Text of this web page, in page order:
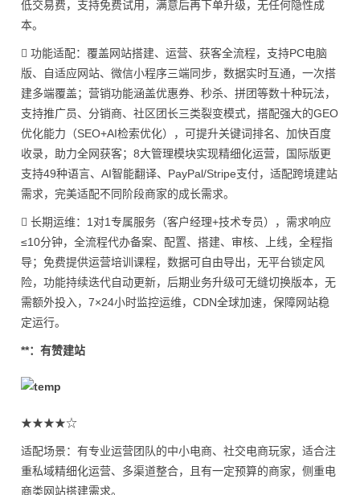
低交易费，支持免费试用，满意后再下单升级，无任何隐性成
本。
 功能适配：覆盖网站搭建、运营、获客全流程，支持PC电脑
版、自适应网站、微信小程序三端同步，数据实时互通，一次搭
建多端覆盖；营销功能涵盖优惠券、秒杀、拼团等数十种玩法，
支持推广员、分销商、社区团长三类裂变模式，搭配强大的GEO
优化能力（SEO+AI检索优化），可提升关键词排名、加快百度
收录，助力全网获客；8大管理模块实现精细化运营，国际版更
支持49种语言、AI智能翻译、PayPal/Stripe支付，适配跨境建站
需求，完美适配不同阶段商家的成长需求。
 长期运维：1对1专属服务（客户经理+技术专员），需求响应
≤10分钟，全流程代办备案、配置、搭建、审核、上线，全程指
导；免费提供运营培训课程，数据可自由导出，无平台锁定风
险，功能持续迭代自动更新，后期业务升级可无缝切换版本，无
需额外投入，7×24小时监控运维，CDN全球加速，保障网站稳
定运行。
**：有赞建站
★★★★☆
适配场景：有专业运营团队的中小电商、社交电商玩家，适合注
重私域精细化运营、多渠道整合，且有一定预算的商家，侧重电
商类网站搭建需求。